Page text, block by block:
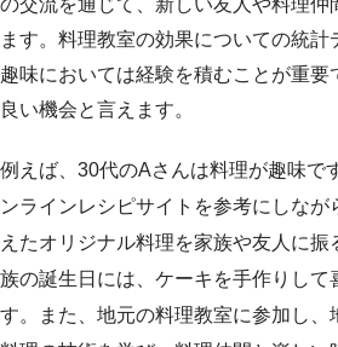
の交流を通じて、新しい友人や料理仲
ます。料理教室の効果についての統計
趣味においては経験を積むことが重
良い機会と言えます。
例えば、30代のAさんは料理が趣味で
ンラインレシピサイトを参考にしなが
えたオリジナル料理を家族や友人に
族の誕生日には、ケーキを手作りして
す。また、地元の料理教室に参加し、